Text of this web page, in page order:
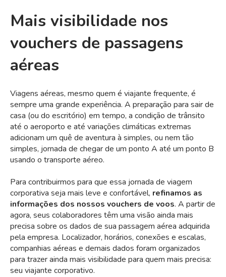
Mais visibilidade nos
vouchers de passagens
aéreas
Viagens aéreas, mesmo quem é viajante frequente, é
sempre uma grande experiência. A preparação para sair de
casa (ou do escritório) em tempo, a condição de trânsito
até o aeroporto e até variações climáticas extremas
adicionam um quê de aventura à simples, ou nem tão
simples, jornada de chegar de um ponto A até um ponto B
usando o transporte aéreo.
Para contribuirmos para que essa jornada de viagem
corporativa seja mais leve e confortável, refinamos as
informações dos nossos vouchers de voos. A partir de
agora, seus colaboradores têm uma visão ainda mais
precisa sobre os dados de sua passagem aérea adquirida
pela empresa. Localizador, horários, conexões e escalas,
companhias aéreas e demais dados foram organizados
para trazer ainda mais visibilidade para quem mais precisa:
seu viajante corporativo.